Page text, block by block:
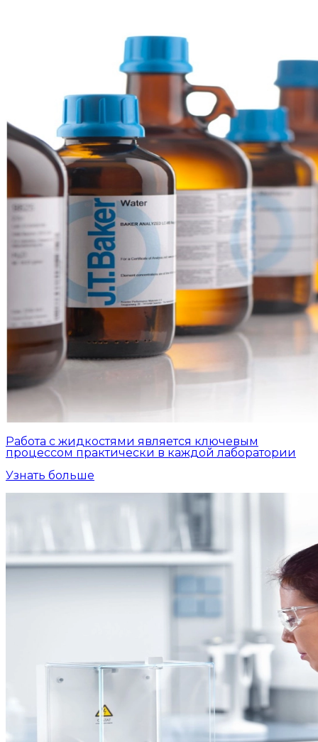
Работа с жидкостями является ключевым
процессом практически в каждой лаборатории
Узнать больше